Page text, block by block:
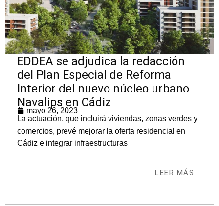
EDDEA se adjudica la redacción
del Plan Especial de Reforma
Interior del nuevo núcleo urbano
Navalips en Cádiz
mayo 26, 2023
La actuación, que incluirá viviendas, zonas verdes y
comercios, prevé mejorar la oferta residencial en
Cádiz e integrar infraestructuras
LEER MÁS